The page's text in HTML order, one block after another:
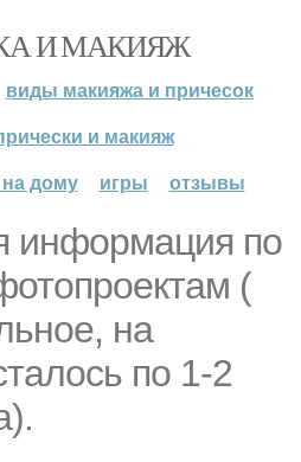
И МАКИЯЖ
виды макияжа и причесок
и макияж
дому
игры отзывы
информация по
(
на
по 1-2